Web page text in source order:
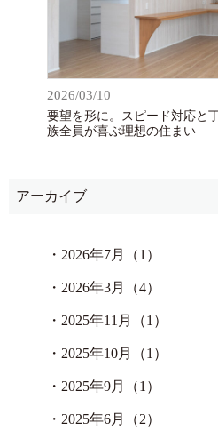
2026/03/10
要望を形に。スピード対応と
族全員が喜ぶ理想の住まい
アーカイブ
・ 2026年7月（1）
・ 2026年3月（4）
・ 2025年11月（1）
・ 2025年10月（1）
・ 2025年9月（1）
・ 2025年6月（2）